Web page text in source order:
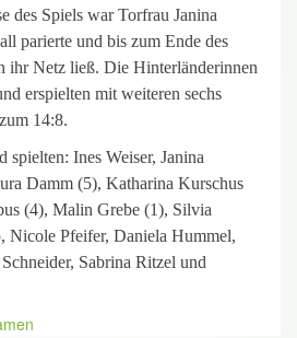
des Spiels war Torfrau Janina
parierte und bis zum Ende des
ihr Netz ließ. Die Hinterländerinnen
erspielten mit weiteren sechs
14:8.
Ines Weiser, Janina
Damm (5), Katharina Kurschus
(4), Malin Grebe (1), Silvia
Nicole Pfeifer, Daniela Hummel,
Sabrina Ritzel und